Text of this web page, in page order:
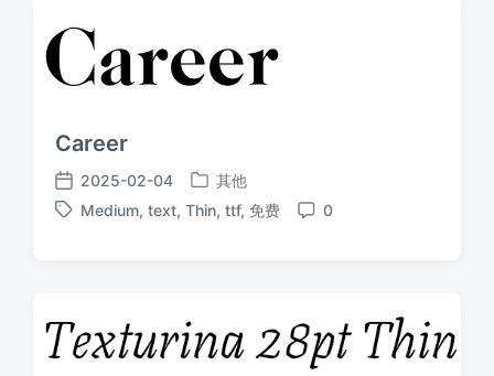
Career
发
布
2025-02-04
发
布
其他
标
Medium, text, Thin, ttf, 免费
评
0